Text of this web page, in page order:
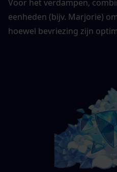
Voor het verdampen,
eenheden (bijv. Marjorie)
hoewel bevriezing zijn